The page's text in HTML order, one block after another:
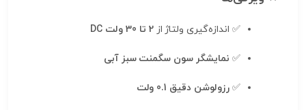
✅ اندازه‌گیری ولتاژ از2 تا 30 ولت DC
✅ نمایشگر سون سگمنت سبز آبی
✅رزولوشن دقیق 0.1 ولت